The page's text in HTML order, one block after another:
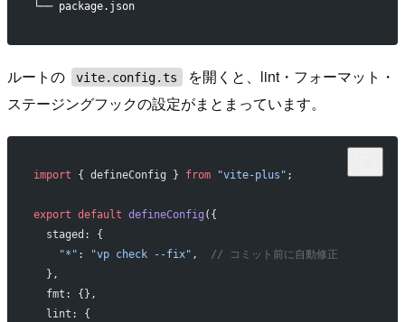
└── package.json
ルートの vite.config.ts
を開くと、lint・フォーマット・
ステージングフックの設定がまとまっています。
import { defineConfig } from "vite-plus" ;
export default defineConfig ({
  staged: {
    "*"
: "vp check --fix" , // コミット前に自動修正
  },
  fmt: {},
  lint: {